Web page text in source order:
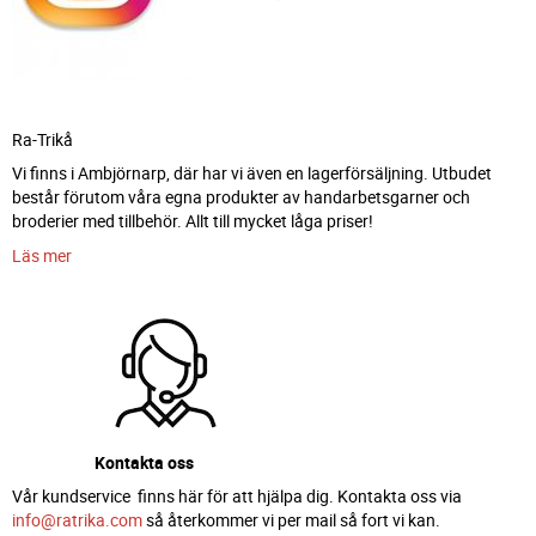
Ra-Trikå
Vi finns i Ambjörnarp, där har vi även en lagerförsäljning. Utbudet
består förutom våra egna produkter av handarbetsgarner och
broderier med tillbehör. Allt till mycket låga priser!
Läs mer
Kontakta oss
Vår kundservice finns här för att hjälpa dig. Kontakta oss via
info@ratrika.comså återkommer vi per mail så fort vi kan.